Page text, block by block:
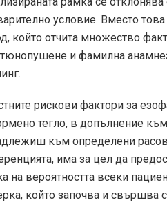
условие. Вместо
който отчита множество
и фамилна
рискови фактори за
тегло, в допълнение
към определени
има за цел да
на вероятността всеки
който започва и свършва